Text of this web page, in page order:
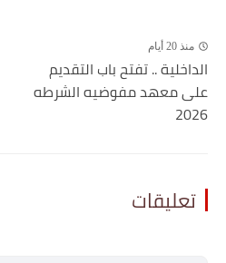
منذ 20 أيام
الداخلية .. تفتح باب التقديم
على معهد مفوضيه الشرطه
2026
تعليقات